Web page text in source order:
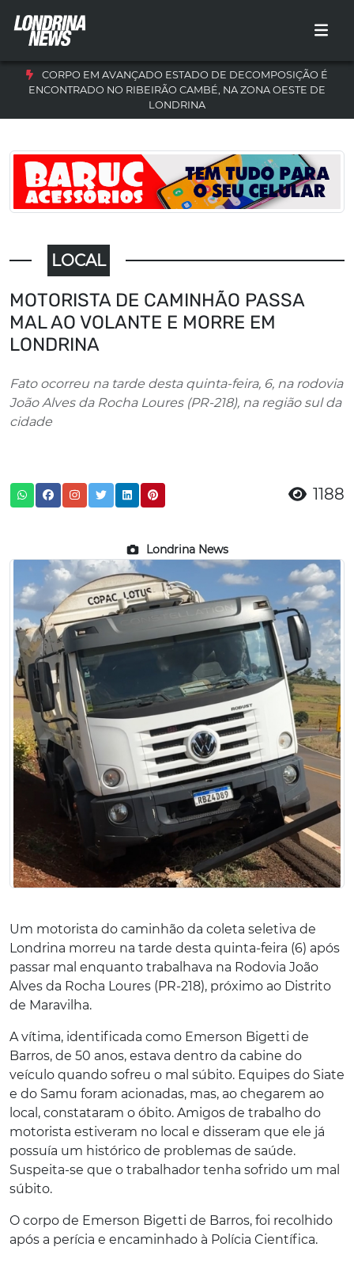
CORPO EM AVANÇADO ESTADO DE DECOMPOSIÇÃO É
ENCONTRADO NO RIBEIRÃO CAMBÉ, NA ZONA OESTE DE
LONDRINA
LOCAL
MOTORISTA DE CAMINHÃO PASSA
MAL AO VOLANTE E MORRE EM
LONDRINA
Fato ocorreu na tarde desta quinta-feira, 6, na rodovia
João Alves da Rocha Loures (PR-218), na região sul da
cidade
1188
Londrina News
Um motorista do caminhão da coleta seletiva de
Londrina morreu na tarde desta quinta-feira (6) após
passar mal enquanto trabalhava na Rodovia João
Alves da Rocha Loures (PR-218), próximo ao Distrito
de Maravilha.
A vítima, identificada como Emerson Bigetti de
Barros, de 50 anos, estava dentro da cabine do
veículo quando sofreu o mal súbito. Equipes do Siate
e do Samu foram acionadas, mas, ao chegarem ao
local, constataram o óbito. Amigos de trabalho do
motorista estiveram no local e disseram que ele já
possuía um histórico de problemas de saúde.
Suspeita-se que o trabalhador tenha sofrido um mal
súbito.
O corpo de Emerson Bigetti de Barros, foi recolhido
após a perícia e encaminhado à Polícia Científica.